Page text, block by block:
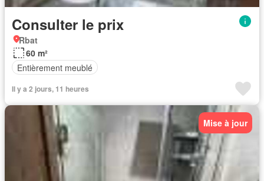
Consulter le prix
Rbat
60 m²
Entièrement meublé
Il y a 2 jours, 11 heures
Mise à jour